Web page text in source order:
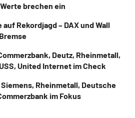
brechen ein
Rekordjagd – DAX und Wall
Deutz, Rheinmetall,
United Internet im Check
Rheinmetall, Deutsche
im Fokus